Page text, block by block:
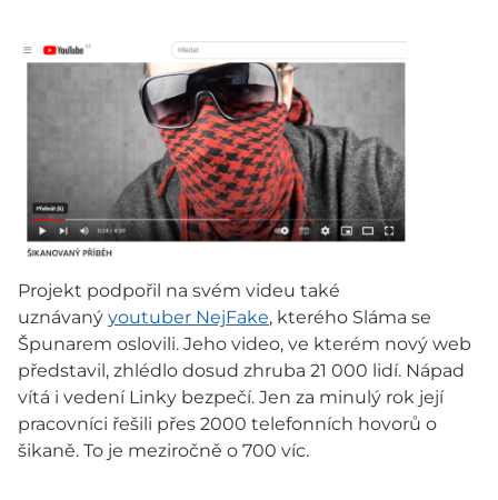
Projekt podpořil na svém videu také
uznávaný youtuber NejFake, kterého Sláma se
Špunarem oslovili. Jeho video, ve kterém nový web
představil, zhlédlo dosud zhruba 21 000 lidí. Nápad
vítá i vedení Linky bezpečí. Jen za minulý rok její
pracovníci řešili přes 2000 telefonních hovorů o
šikaně. To je meziročně o 700 víc.